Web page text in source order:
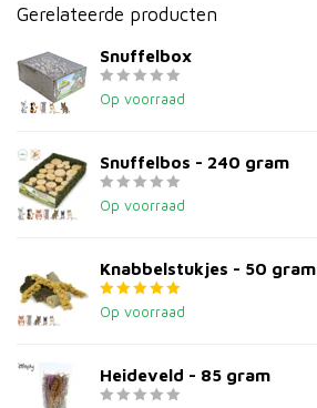
Gerelateerde producten
Snuffelbox
Op voorraad
Snuffelbos - 240 gram
Op voorraad
Knabbelstukjes - 50 gram
Op voorraad
Heideveld - 85 gram